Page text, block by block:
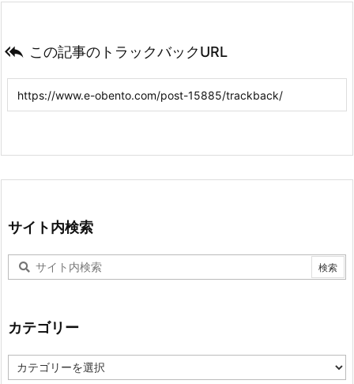
 この記事のトラックバックURL
サイト内検索
カテゴリー
テ